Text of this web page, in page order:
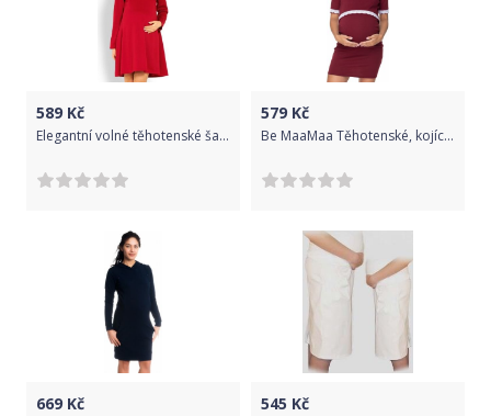
589 Kč
Elegantní volné těhotenské šaty dl. rukáv - bordo,červené, Velikosti těh. moda XXL (44)
579 Kč
Be MaaMaa Těhotenské, kojící šaty, krátký rukáv - bordo, vel. L/XL
669 Kč 545 Kč